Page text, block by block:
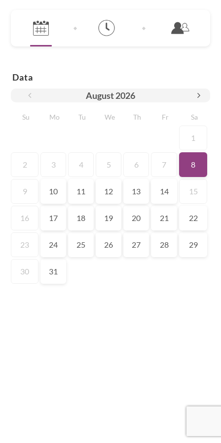
Data
August2026
Su Mo Tu We Th Fr Sa
1
2 3 4 5 6 7 8
9 10 11 12 13 14 15
16 17 18 19 20 21 22
23 24 25 26 27 28 29
30 31